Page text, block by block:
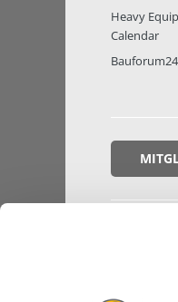
Heavy
Calendar